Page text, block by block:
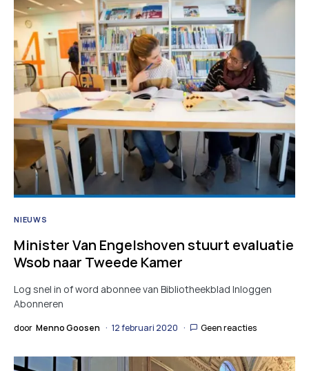
NIEUWS
Minister Van Engelshoven stuurt evaluatie
Wsob naar Tweede Kamer
Log snel in of word abonnee van Bibliotheekblad Inloggen
Abonneren
door Menno Goosen 12 februari 2020 Geen reacties